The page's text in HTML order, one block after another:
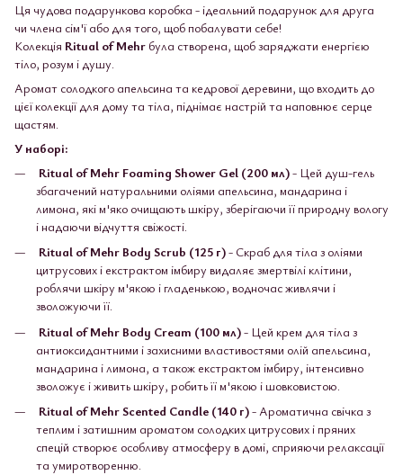
Ця чудова подарункова коробка - ідеальний подарунок для друга
чи члена сім'ї або для того, щоб побалувати себе!
Колекція Ritual of Mehr була створена, щоб заряджати енергією
тіло, розум і душу.
Аромат солодкого апельсина та кедрової деревини, що входить до
цієї колекції для дому та тіла, піднімає настрій та наповнює серце
щастям.
У наборі:
Ritual of Mehr Foaming Shower Gel (200 мл)- Цей душ-гель
збагачений натуральними оліями апельсина, мандарина і
лимона, які м'яко очищають шкіру, зберігаючи її природну вологу
і надаючи відчуття свіжості.
Ritual of Mehr Body Scrub (125 г)- Скраб для тіла з оліями
цитрусових і екстрактом імбиру видаляє змертвілі клітини,
роблячи шкіру м'якою і гладенькою, водночас живлячи і
зволожуючи її.
Ritual of Mehr Body Cream (100 мл)- Цей крем для тіла з
антиоксидантними і захисними властивостями олій апельсина,
мандарина і лимона, а також екстрактом імбиру, інтенсивно
зволожує і живить шкіру, робить її м'якою і шовковистою.
Ritual of Mehr Scented Candle (140 г)- Ароматична свічка з
теплим і затишним ароматом солодких цитрусових і пряних
спецій створює особливу атмосферу в домі, сприяючи релаксації
та умиротворенню.